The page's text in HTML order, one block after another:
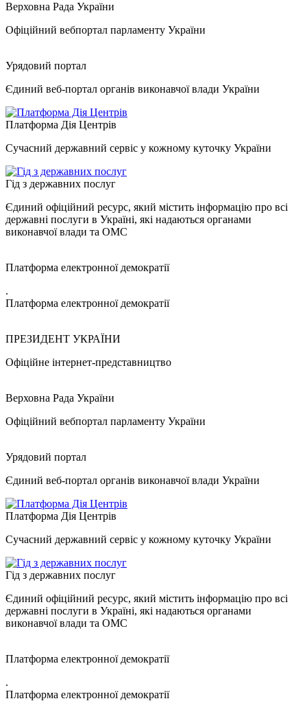
Верховна Рада України
Офіційний вебпортал парламенту України
Урядовий портал
Єдиний веб-портал органів виконавчої влади України
Платформа Дія Центрів
Сучасний державний сервіс у кожному куточку України
Гід з державних послуг
Єдиний офіційний ресурс, який містить інформацію про всі
державні послуги в Україні, які надаються органами
виконавчої влади та ОМС
Платформа електронної демократії
.
Платформа електронної демократії
ПРЕЗИДЕНТ УКРАЇНИ
Офіційне інтернет-представництво
Верховна Рада України
Офіційний вебпортал парламенту України
Урядовий портал
Єдиний веб-портал органів виконавчої влади України
Платформа Дія Центрів
Сучасний державний сервіс у кожному куточку України
Гід з державних послуг
Єдиний офіційний ресурс, який містить інформацію про всі
державні послуги в Україні, які надаються органами
виконавчої влади та ОМС
Платформа електронної демократії
.
Платформа електронної демократії